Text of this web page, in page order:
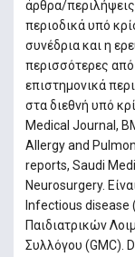
άρθρα/
περιοδικά υπό
συνέδρια και η
περισσότερες από
επιστημονικά
στα διεθνή υπό
Medical Journal,
Allergy and
reports, Saudi
Neurosurgery.
Infectious disease
Παιδιατρικών
Συλλόγου (GMC).